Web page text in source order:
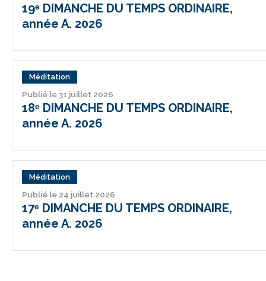
19ᵉ DIMANCHE DU TEMPS ORDINAIRE,
année A. 2026
Méditation
Publié le 31 juillet 2026
18ᵉ DIMANCHE DU TEMPS ORDINAIRE,
année A. 2026
Méditation
Publié le 24 juillet 2026
17ᵉ DIMANCHE DU TEMPS ORDINAIRE,
année A. 2026